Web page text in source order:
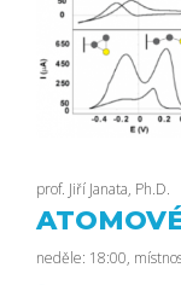
prof. Jiří Janata, Ph.D.
neděle: 18:00,